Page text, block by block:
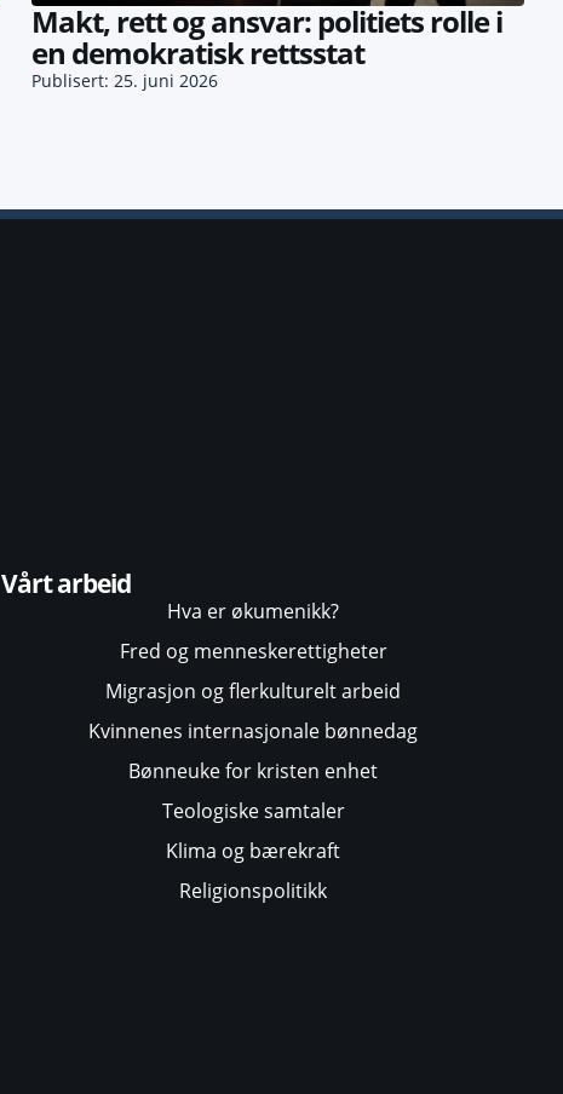
Makt, rett og ansvar: politiets rolle i
en demokratisk rettsstat
Publisert: 25. juni 2026
Vårt arbeid
Hva er økumenikk?
Fred og menneskerettigheter
Migrasjon og flerkulturelt arbeid
Kvinnenes internasjonale bønnedag
Bønneuke for kristen enhet
Teologiske samtaler
Klima og bærekraft
Religionspolitikk